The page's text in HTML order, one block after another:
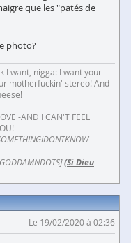
que les "patés de
photo?
I want, nigga: I want your
motherfuckin' stereo! And
-AND I CAN'T FEEL
(Si Dieu
Le 19/02/2020 à 02:36